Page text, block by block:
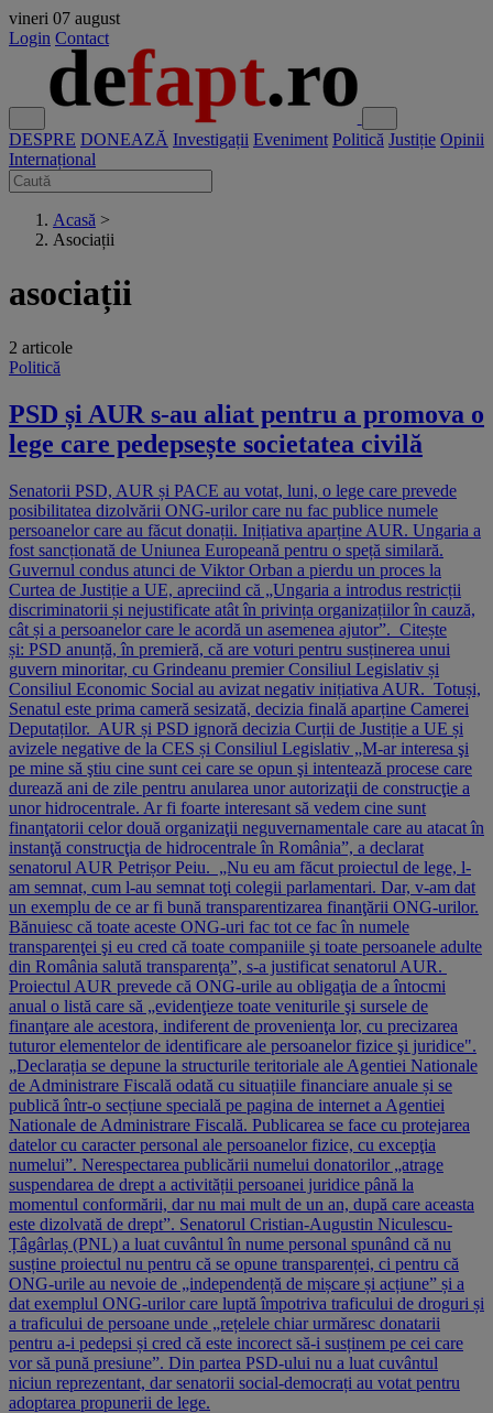
vineri 07 august
Login Contact
DESPRE DONEAZĂ Investigații Eveniment Politică Justiție Opinii
Internațional
Acasă >
Asociații
asociații
2 articole
Politică
PSD și AUR s-au aliat pentru a promova o
lege care pedepsește societatea civilă
Senatorii PSD, AUR și PACE au votat, luni, o lege care prevede
posibilitatea dizolvării ONG-urilor care nu fac publice numele
persoanelor care au făcut donații. Inițiativa aparține AUR. Ungaria a
fost sancționată de Uniunea Europeană pentru o speță similară.
Guvernul condus atunci de Viktor Orban a pierdu un proces la
Curtea de Justiție a UE, apreciind că „Ungaria a introdus restricții
discriminatorii și nejustificate atât în privința organizațiilor în cauză,
cât și a persoanelor care le acordă un asemenea ajutor”. Citește
și: PSD anunță, în premieră, că are voturi pentru susținerea unui
guvern minoritar, cu Grindeanu premier Consiliul Legislativ și
Consiliul Economic Social au avizat negativ inițiativa AUR. Totuși,
Senatul este prima cameră sesizată, decizia finală aparține Camerei
Deputaților. AUR și PSD ignoră decizia Curții de Justiție a UE și
avizele negative de la CES și Consiliul Legislativ „M-ar interesa şi
pe mine să ştiu cine sunt cei care se opun şi intentează procese care
durează ani de zile pentru anularea unor autorizaţii de construcţie a
unor hidrocentrale. Ar fi foarte interesant să vedem cine sunt
finanţatorii celor două organizaţii neguvernamentale care au atacat în
instanţă construcţia de hidrocentrale în România”, a declarat
senatorul AUR Petrișor Peiu. „Nu eu am făcut proiectul de lege, l-
am semnat, cum l-au semnat toţi colegii parlamentari. Dar, v-am dat
un exemplu de ce ar fi bună transparentizarea finanţării ONG-urilor.
Bănuiesc că toate aceste ONG-uri fac tot ce fac în numele
transparenţei şi eu cred că toate companiile şi toate persoanele adulte
din România salută transparenţa”, s-a justificat senatorul AUR.
Proiectul AUR prevede că ONG-urile au obligaţia de a întocmi
anual o listă care să „evidenţieze toate veniturile şi sursele de
finanţare ale acestora, indiferent de provenienţa lor, cu precizarea
tuturor elementelor de identificare ale persoanelor fizice şi juridice".
„Declarația se depune la structurile teritoriale ale Agentiei Nationale
de Administrare Fiscală odată cu situațiile financiare anuale și se
publică într-o secțiune specială pe pagina de internet a Agentiei
Nationale de Administrare Fiscală. Publicarea se face cu protejarea
datelor cu caracter personal ale persoanelor fizice, cu excepţia
numelui”. Nerespectarea publicării numelui donatorilor „atrage
suspendarea de drept a activității persoanei juridice până la
momentul conformării, dar nu mai mult de un an, după care aceasta
este dizolvată de drept”. Senatorul Cristian-Augustin Niculescu-
Țâgârlaș (PNL) a luat cuvântul în nume personal spunând că nu
susține proiectul nu pentru că se opune transparenței, ci pentru că
ONG-urile au nevoie de „independență de mișcare și acțiune” și a
dat exemplul ONG-urilor care luptă împotriva traficului de droguri și
a traficului de persoane unde „rețelele chiar urmăresc donatarii
pentru a-i pedepsi și cred că este incorect să-i susținem pe cei care
vor să pună presiune”. Din partea PSD-ului nu a luat cuvântul
niciun reprezentant, dar senatorii social-democrați au votat pentru
adoptarea propunerii de lege.